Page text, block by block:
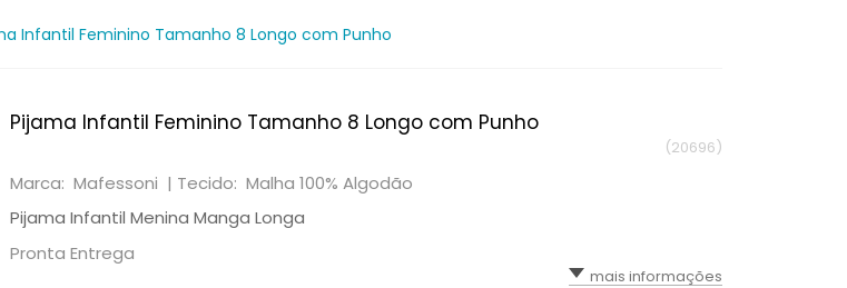
Infantil Feminino Tamanho 8 Longo com Punho
Pijama Infantil Feminino Tamanho 8 Longo com Punho
(20696)
Marca: Mafessoni | Tecido: Malha 100% Algodão
Pijama Infantil Menina Manga Longa
Pronta Entrega
mais informações